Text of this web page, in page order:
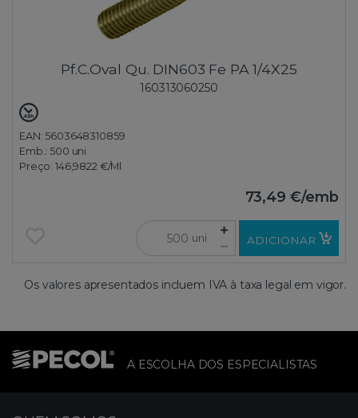
Pf.C.Oval Qu. DIN603 Fe PA 1/4X25
160313060250
EAN: 5603648310859
Emb.:500 uni
Preço: 146,9822 €/Ml
73,49 €/emb
uni ADICIONAR
Os valores apresentados incluem IVA à taxa legal em vigor.
A ESCOLHA DOS ESPECIALISTAS